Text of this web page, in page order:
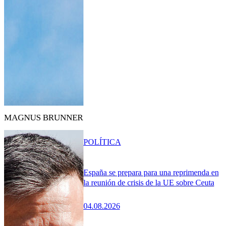
MAGNUS BRUNNER
España se prepara para una reprimenda en
la reunión de crisis de la UE sobre Ceuta
04.08.2026
POLÍTICA